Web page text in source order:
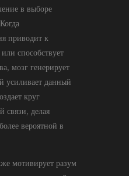
в выборе
приводит к
способствует
мозг генерирует
усиливает данный
круг
связи, делая
вероятной в
мотивирует разум